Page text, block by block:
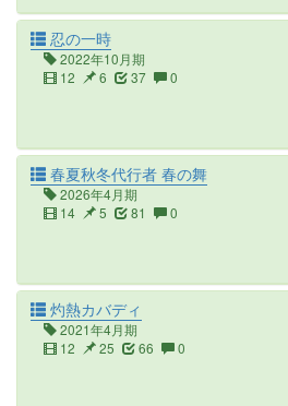
忍の一時
2022年10月期
12
6 37 0
春夏秋冬代行者 春の舞
2026年4月期
14
5 81 0
灼熱カバディ
2021年4月期
12
25 66 0